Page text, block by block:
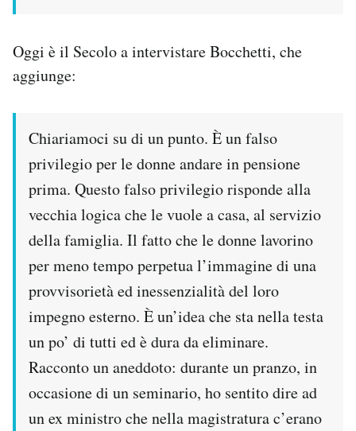
Oggi è il Secolo a intervistare Bocchetti, che
aggiunge:
Chiariamoci su di un punto. È un falso
privilegio per le donne andare in pensione
prima. Questo falso privilegio risponde alla
vecchia logica che le vuole a casa, al servizio
della famiglia. Il fatto che le donne lavorino
per meno tempo perpetua l’immagine di una
provvisorietà ed inessenzialità del loro
impegno esterno. È un’idea che sta nella testa
un po’ di tutti ed è dura da eliminare.
Racconto un aneddoto: durante un pranzo, in
occasione di un seminario, ho sentito dire ad
un ex ministro che nella magistratura c’erano